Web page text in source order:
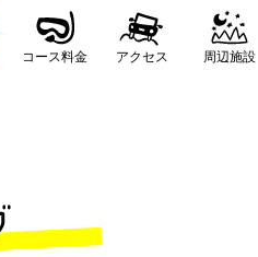
コース料金 アクセス 周辺施設